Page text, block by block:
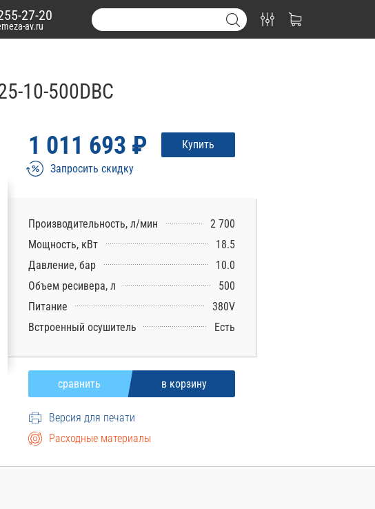
27-20
av.ru
10-500DВС
1 011 693 ₽
Купить
Запросить скидку
Производительность, л/мин
2 700
Мощность, кВт
18.5
Давление, бар
10.0
Объем ресивера, л
500
Питание
380V
Встроенный осушитель
Есть
Версия для печати
Расходные материалы